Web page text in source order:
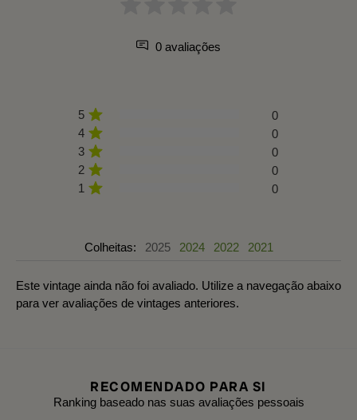
0 avaliações
5
0
4
0
3
0
2
0
1
0
Colheitas: 2025 2024 2022 2021
Este vintage ainda não foi avaliado. Utilize a navegação abaixo
para ver avaliações de vintages anteriores.
RECOMENDADO PARA SI
Ranking baseado nas suas avaliações pessoais